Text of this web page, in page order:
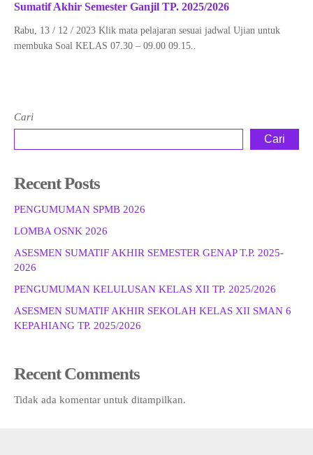
Sumatif Akhir Semester Ganjil TP. 2025/2026
Rabu, 13 / 12 / 2023 Klik mata pelajaran sesuai jadwal Ujian untuk
membuka Soal KELAS 07.30 – 09.00 09.15..
Cari
Cari
Recent Posts
PENGUMUMAN SPMB 2026
LOMBA OSNK 2026
ASESMEN SUMATIF AKHIR SEMESTER GENAP T.P. 2025-
2026
PENGUMUMAN KELULUSAN KELAS XII TP. 2025/2026
ASESMEN SUMATIF AKHIR SEKOLAH KELAS XII SMAN 6
KEPAHIANG TP. 2025/2026
Recent Comments
Tidak ada komentar untuk ditampilkan.